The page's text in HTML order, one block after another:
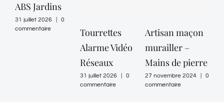
ABS Jardins
31 juillet 2026
0
commentaire
Tourrettes
Alarme Vidéo
Réseaux
31 juillet 2026
0
commentaire
Artisan maçon
murailler –
Mains de pierre
27 novembre 2024
0
commentaire